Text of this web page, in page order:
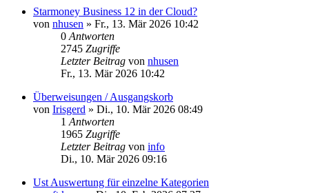
Starmoney Business 12 in der Cloud?
von nhusen » Fr., 13. Mär 2026 10:42
0 Antworten
2745 Zugriffe
Letzter Beitrag von nhusen
Fr., 13. Mär 2026 10:42
Überweisungen / Ausgangskorb
von Irisgerd » Di., 10. Mär 2026 08:49
1 Antworten
1965 Zugriffe
Letzter Beitrag von info
Di., 10. Mär 2026 09:16
Ust Auswertung für einzelne Kategorien